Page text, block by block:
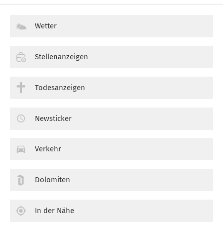
Wetter
Stellenanzeigen
Todesanzeigen
Newsticker
Verkehr
Dolomiten
In der Nähe